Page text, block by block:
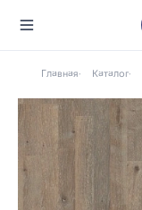
Главная Каталог